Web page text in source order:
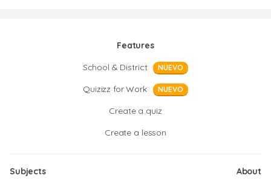
Features
School & District
NUEVO
Quizizz for Work NUEVO
Create a quiz
Create a lesson
Subjects
About